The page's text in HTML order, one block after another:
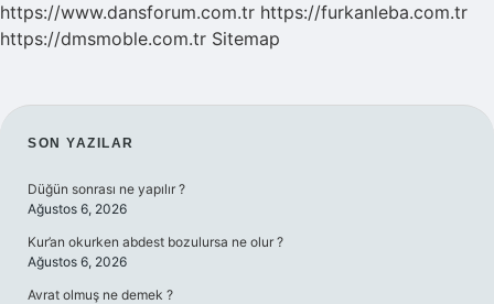
https://www.dansforum.com.tr https://furkanleba.com.tr
https://dmsmoble.com.tr Sitemap
SIDEBAR
SON YAZILAR
Düğün sonrası ne yapılır ?
Ağustos 6, 2026
Kur’an okurken abdest bozulursa ne olur ?
Ağustos 6, 2026
Avrat olmuş ne demek ?